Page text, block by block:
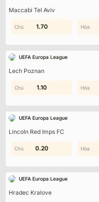
Maccabi Tel Aviv
0.90
1.70
UEFA Europa League
Lech Poznan
1.10
1.10
UEFA Europa League
Lincoln Red Imps FC
1.70
0.20
UEFA Europa League
Hradec Kralove